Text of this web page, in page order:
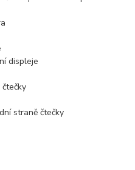
displeje
straně čtečky